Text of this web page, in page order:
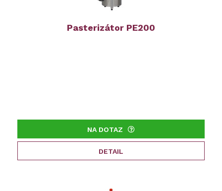
Pasterizátor PE200
NA DOTAZ
DETAIL